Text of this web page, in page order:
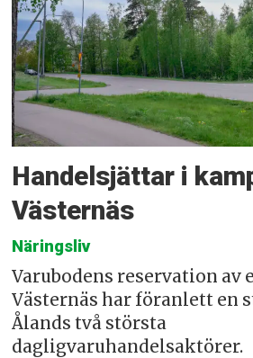
Handelsjättar i
Västernäs
Näringsliv
Varubodens reservation av
Västernäs har föranlett en
Ålands två största
dagligvaruhandelsaktörer.